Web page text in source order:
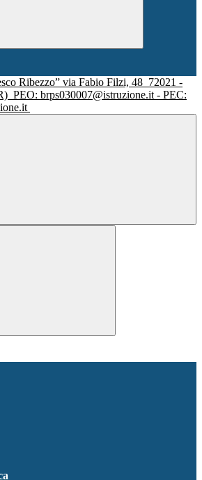
via Fabio Filzi, 48 72021 -
PEO: brps030007@istruzione.it - PEC: